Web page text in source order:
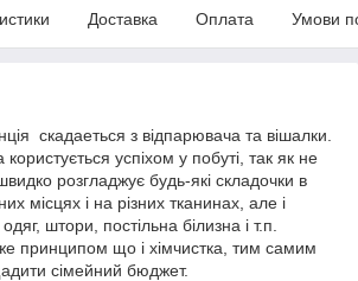
Доставка Оплата Умови
скадаеться з відпарювача та вішалки.
користується успіхом у побуті, так як не
розгладжує будь-які складочки в
місцях і на різних тканинах, але і
штори, постільна білизна і т.п.
принципом що і хімчистка, тим самим
сімейний бюджет.